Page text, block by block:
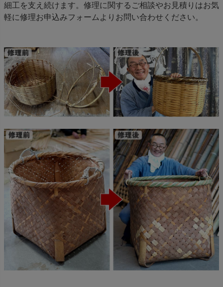
細工を支え続けます。修理に関するご相談やお見積りはお気
軽に修理お申込みフォームよりお問い合わせください。